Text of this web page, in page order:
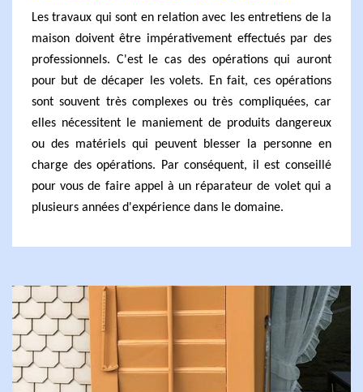
Les travaux qui sont en relation avec les entretiens de la
maison doivent être impérativement effectués par des
professionnels. C'est le cas des opérations qui auront
pour but de décaper les volets. En fait, ces opérations
sont souvent très complexes ou très compliquées, car
elles nécessitent le maniement de produits dangereux
ou des matériels qui peuvent blesser la personne en
charge des opérations. Par conséquent, il est conseillé
pour vous de faire appel à un réparateur de volet qui a
plusieurs années d'expérience dans le domaine.